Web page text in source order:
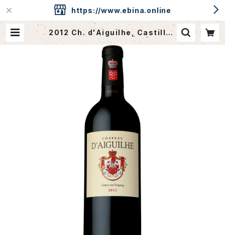
https://www.ebina.online
2012 Ch. d'Aiguilhe, Castillon
Cotes de Bordeaux | ebina.on
line / CAVEdeEBINA